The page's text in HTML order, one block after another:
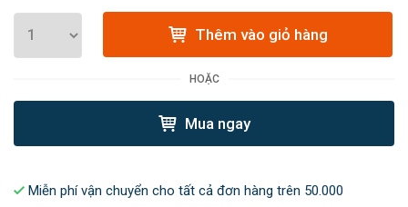
Thêm vào giỏ hàng
HOẶC
Mua ngay
Miễn phí vận chuyển cho tất cả đơn hàng trên 50.000